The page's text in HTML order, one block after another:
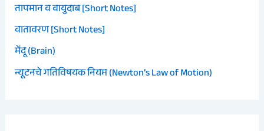
तापमान व वायुदाब [Short Notes]
वातावरण [Short Notes]
मेंदू (Brain)
न्यूटनचे गतिविषयक नियम (Newton’s Law of Motion)